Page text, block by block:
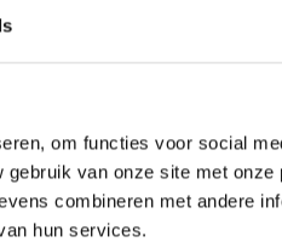
om functies voor social
van onze site met
combineren met andere
hun services.